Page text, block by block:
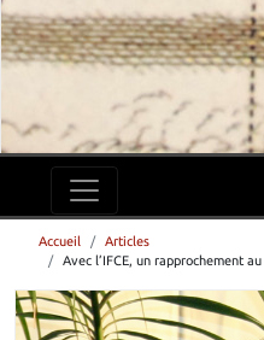
Accueil
Articles
Avec l’IFCE, un rapprochement